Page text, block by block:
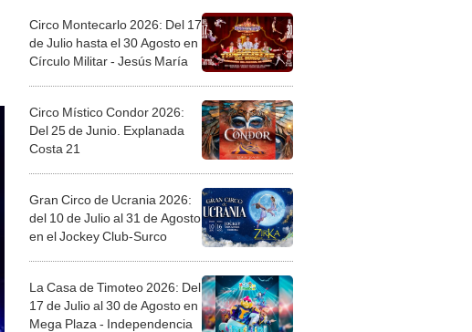
Circo Montecarlo 2026: Del 17
de Julio hasta el 30 Agosto en
Círculo Militar - Jesús María
Circo Místico Condor 2026:
Del 25 de Junio. Explanada
Costa 21
Gran Circo de Ucrania 2026:
del 10 de Julio al 31 de Agosto
en el Jockey Club-Surco
La Casa de Timoteo 2026: Del
17 de Julio al 30 de Agosto en
Mega Plaza - Independencia